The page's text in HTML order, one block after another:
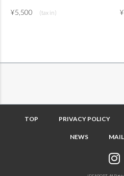
¥5,500 ¥
TOP PRIVACY POLICY
NEWS